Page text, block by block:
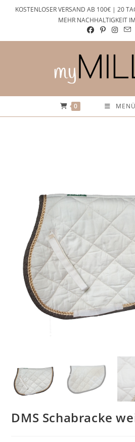
KOSTENLOSER VERSAND AB 100€ | 20
MEHR NACHHALTIGKEIT
0 MENÜ
DMS Schabracke